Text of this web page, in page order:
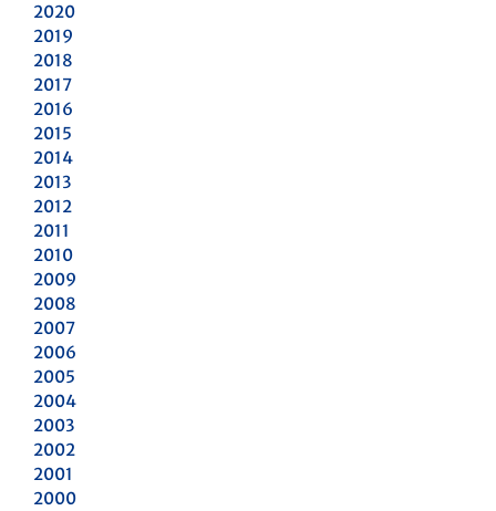
2020
2019
2018
2017
2016
2015
2014
2013
2012
2011
2010
2009
2008
2007
2006
2005
2004
2003
2002
2001
2000